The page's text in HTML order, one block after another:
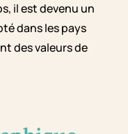
il est devenu un
dans les pays
des valeurs de